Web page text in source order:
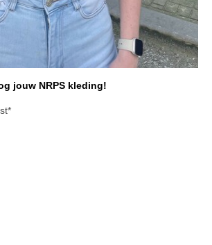
ONLINE
Hengstenkeuring
HENGSTENKEURING ONDER HET
jouw NRPS kleding!